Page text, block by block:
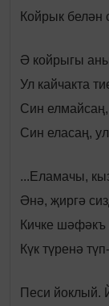
Койрык белән
Ә койрыгы
Ул кайчакта
Син
Син еласаң,
...Еламачы,
Әнә, җиргә
Кичке шәфәкъ
Күк түренә
Песи йоклый.